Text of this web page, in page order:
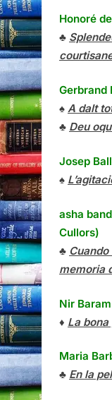
Honoré
♣
Gerbrand
♠ A dalt
♣ Deu
Josep
♠
asha
Cullors)
♣
memoria
Nir Baram
♦ La bona
Maria
♣ En la